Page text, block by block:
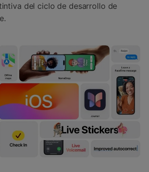
del ciclo de desarrollo de